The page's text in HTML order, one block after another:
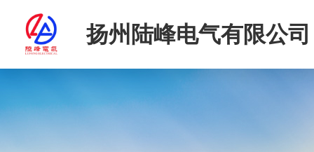
扬州陆峰电气有限公司